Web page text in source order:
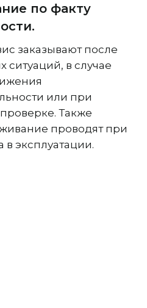
по факту
заказывают после
ситуаций, в случае
или при
Также
проводят при
в эксплуатации.